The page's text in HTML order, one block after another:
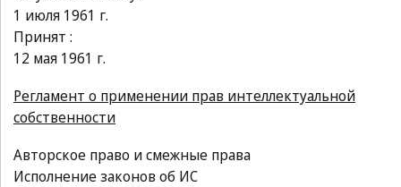
1 июля 1961 г.
Принят :
12 мая 1961 г.
Регламент о применении прав интеллектуальной
собственности
Авторское право и смежные права
Исполнение законов об ИС